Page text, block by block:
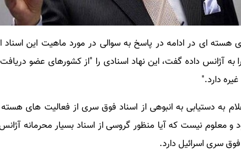
هسته ای در ادامه در پاسخ به سوالی در مورد ماهیت این اسناد
به آژانس داده گفت، این نهاد اسنادی را "از کشورهای عضو
دارد."
2 روز پس از اعلام به دستیابی به انبوهی از اسناد فوق سری از فعالیت های
معلوم نیست که آیا منظور گروسی از اسناد بسیار محرمانه
فوق سری اسرائیل دارد.